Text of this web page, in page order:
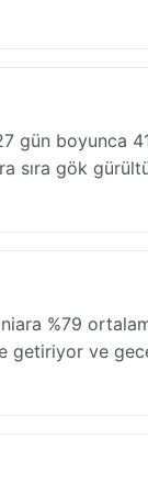
gün boyunca
sıra gök
%79
getiriyor ve